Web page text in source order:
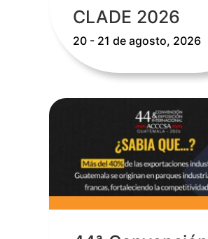
CLADE 2026
20 - 21 de agosto, 2026